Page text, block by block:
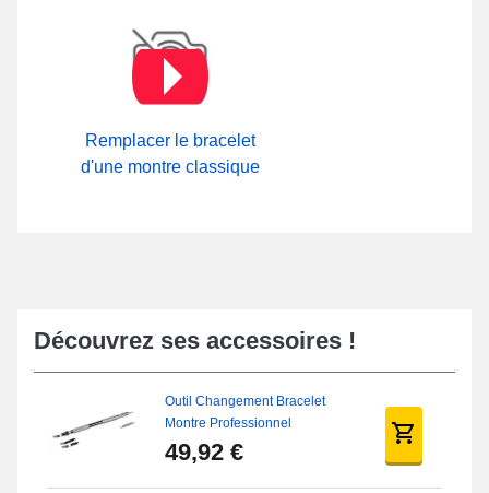
Attache Bracelet Montre
d'apprécier les multiples fermoirs en vente.
Remplacer le bracelet
d'une montre classique
Découvrez ses accessoires !
Outil Changement Bracelet
Montre Professionnel
49,92 €